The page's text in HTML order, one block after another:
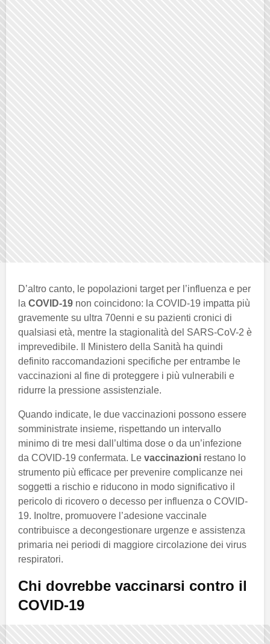
D’altro canto, le popolazioni target per l’influenza e per
la COVID-19 non coincidono: la COVID-19 impatta più
gravemente su ultra 70enni e su pazienti cronici di
qualsiasi età, mentre la stagionalità del SARS-CoV-2 è
imprevedibile. Il Ministero della Sanità ha quindi
definito raccomandazioni specifiche per entrambe le
vaccinazioni al fine di proteggere i più vulnerabili e
ridurre la pressione assistenziale.
Quando indicate, le due vaccinazioni possono essere
somministrate insieme, rispettando un intervallo
minimo di tre mesi dall’ultima dose o da un’infezione
da COVID-19 confermata. Le vaccinazioni restano lo
strumento più efficace per prevenire complicanze nei
soggetti a rischio e riducono in modo significativo il
pericolo di ricovero o decesso per influenza o COVID-
19. Inoltre, promuovere l’adesione vaccinale
contribuisce a decongestionare urgenze e assistenza
primaria nei periodi di maggiore circolazione dei virus
respiratori.
Chi dovrebbe vaccinarsi contro il
COVID-19